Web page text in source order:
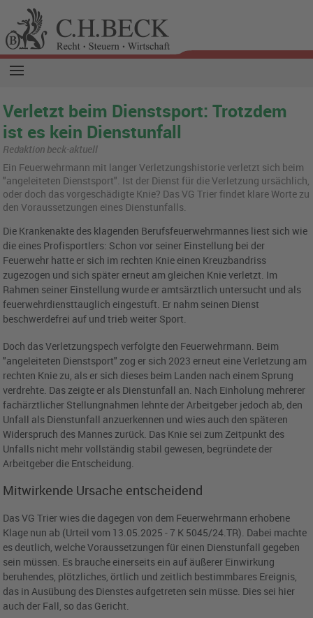
Verletzt beim Dienstsport: Trotzdem
ist es kein Dienstunfall
Redaktion beck-aktuell
Ein Feu­er­wehr­mann mit lan­ger Ver­let­zungs­his­to­rie ver­letzt sich beim
"an­ge­lei­te­ten Dienst­sport". Ist der Dienst für die Ver­let­zung ur­säch­lich,
oder doch das vor­ge­schä­dig­te Knie? Das VG Trier fin­det klare Worte zu
den Vor­aus­set­zun­gen eines Dienst­un­falls.
Die Krankenakte des klagenden Berufsfeuerwehrmannes liest sich wie
die eines Profisportlers: Schon vor seiner Einstellung bei der
Feuerwehr hatte er sich im rechten Knie einen Kreuzbandriss
zugezogen und sich später erneut am gleichen Knie verletzt. Im
Rahmen seiner Einstellung wurde er amtsärztlich untersucht und als
feuerwehrdiensttauglich eingestuft. Er nahm seinen Dienst
beschwerdefrei auf und trieb weiter Sport.
Doch das Verletzungspech verfolgte den Feuerwehrmann. Beim
"angeleiteten Dienstsport" zog er sich 2023 erneut eine Verletzung am
rechten Knie zu, als er sich dieses beim Landen nach einem Sprung
verdrehte. Das zeigte er als Dienstunfall an. Nach Einholung mehrerer
fachärztlicher Stellungnahmen lehnte der Arbeitgeber jedoch ab, den
Unfall als Dienstunfall anzuerkennen und wies auch den späteren
Widerspruch des Mannes zurück. Das Knie sei zum Zeitpunkt des
Unfalls nicht mehr vollständig stabil gewesen, begründete der
Arbeitgeber die Entscheidung.
Mitwirkende Ursache entscheidend
Das VG Trier wies die dagegen von dem Feuerwehrmann erhobene
Klage nun ab (Urteil vom 13.05.2025 - 7 K 5045/24.TR). Dabei machte
es deutlich, welche Voraussetzungen für einen Dienstunfall gegeben
sein müssen. Es brauche einerseits ein auf äußerer Einwirkung
beruhendes, plötzliches, örtlich und zeitlich bestimmbares Ereignis,
das in Ausübung des Dienstes aufgetreten sein müsse. Dies sei hier
auch der Fall, so das Gericht.